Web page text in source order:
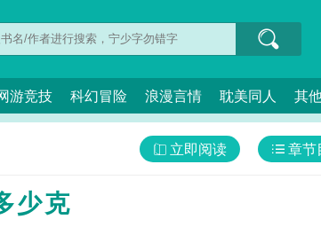
游竞技 科幻冒险 浪漫言情 耽美同人 其
章节
立即阅读
少克